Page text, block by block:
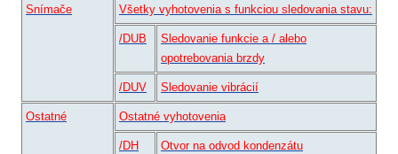
Snímače Všetky vyhotovenia s funkciou sledovania stavu:
/DUB
Sledovanie funkcie a / alebo
opotrebovania brzdy
/DUV Sledovanie vibrácií
Ostatné Ostatné vyhotovenia
/DH Otvor na odvod kondenzátu